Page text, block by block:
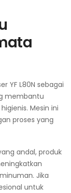
YF L80N sebagai
membantu
Mesin ini
proses yang
andal, produk
Jika
untuk